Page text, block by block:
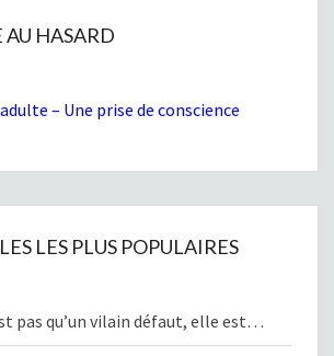
HASARD
– Une prise de conscience
LES PLUS POPULAIRES
pas qu’un vilain défaut, elle est…